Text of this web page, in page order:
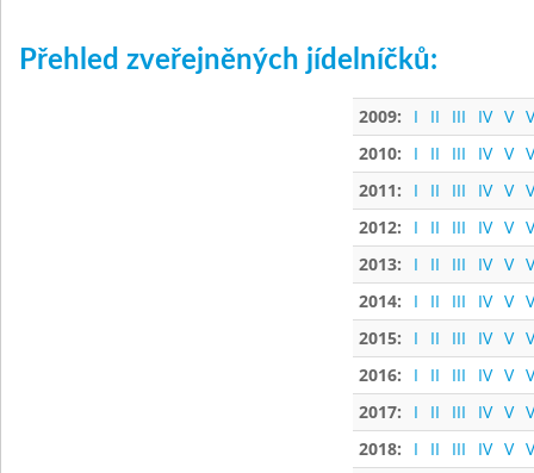
Přehled zveřejněných jídelníčků:
2009: I II III IV V
2010:
I II III IV V
2011:
I II III IV V
2012:
I II III IV V
2013:
I II III IV V
2014:
I II III IV V
2015:
I II III IV V
2016:
I II III IV V
2017:
I II III IV V
2018:
I II III IV V